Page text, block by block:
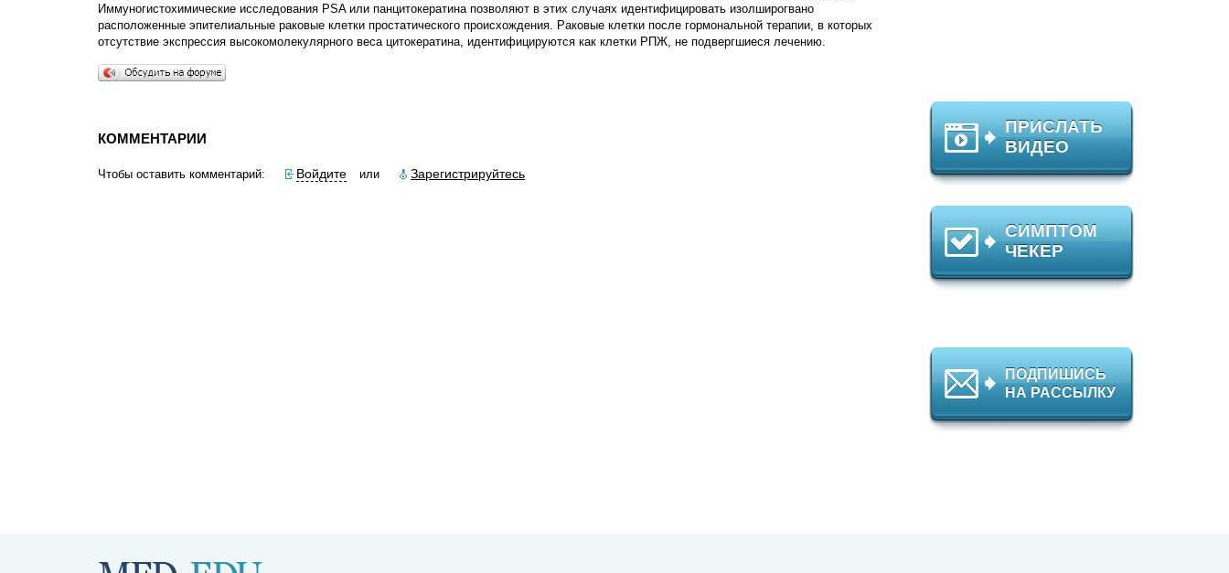
ПРИСЛАТЬ
ВИДЕО
СИМПТОМ
ЧЕКЕР
ПОДПИШИСЬ
НА РАССЫЛКУ
Иммуногистохимические исследования PSA или панцитокератина позволяют в этих случаях идентифицировать изолширогвано
расположенные эпителиальные раковые клетки простатического происхождения. Раковые клетки после гормональной терапии, в которых
отсутствие экспрессия высокомолекулярного веса цитокератина, идентифицируются как клетки РПЖ, не подвергшиеся лечению.
КОММЕНТАРИИ
Чтобы оставить комментарий: Войдите или Зарегистрируйтесь